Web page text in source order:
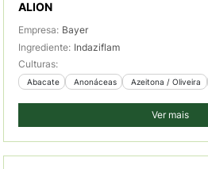
ALION
Empresa: Bayer
Ingrediente: Indaziflam
Culturas:
Abacate Anonáceas Azeitona / Oliveira
Ver mais